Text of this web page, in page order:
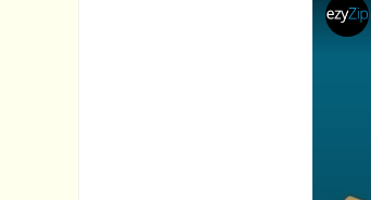
l n
m